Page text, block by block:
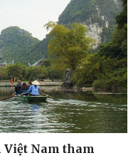
yêu - Gia đình
Việt Nam tham